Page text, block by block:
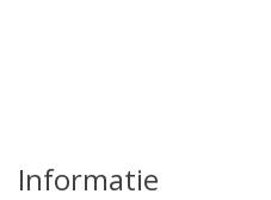
Informatie